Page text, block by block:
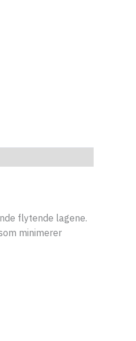
flytende lagene.
minimerer